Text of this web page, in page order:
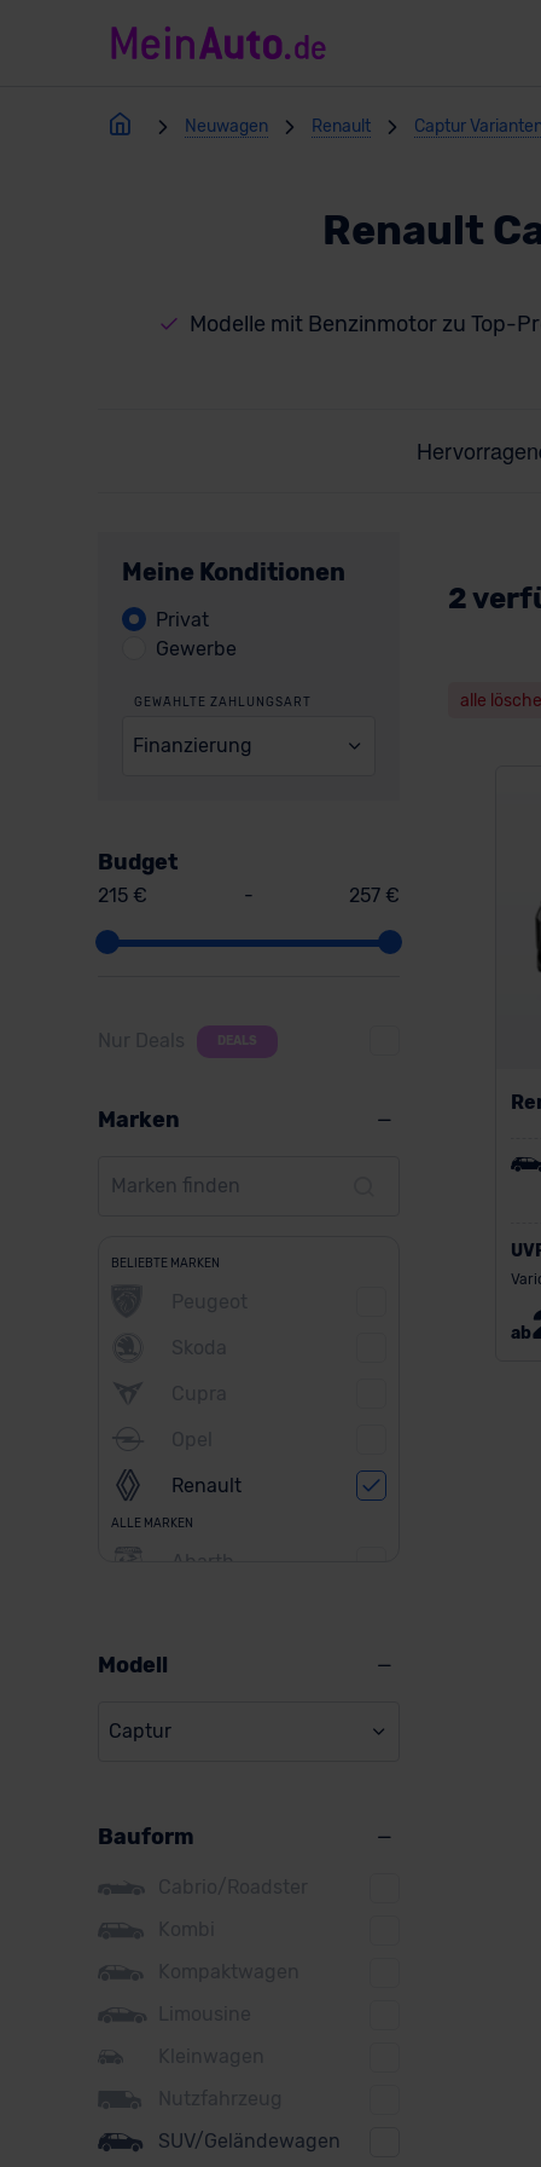
Neuwagen Renault Captur
Renault
Modelle mit Benzinmotor zu Top-
Meine Konditionen
Privat
Gewerbe
GEWÄHLTE ZAHLUNGSART
Finanzierung
Budget
215 € - 257 €
Nur Deals DEALS
Marken
BELIEBTE MARKEN
Peugeot
Skoda
Cupra
Opel
Renault
ALLE MARKEN
Abarth
Citroen
Cupra
DS
Dacia
Fiat
Ford
Honda
Modell
Captur
Bauform
Cabrio/Roadster
Kombi
Kompaktwagen
Limousine
Kleinwagen
Nutzfahrzeug
SUV/Geländewagen
2
alle
ab